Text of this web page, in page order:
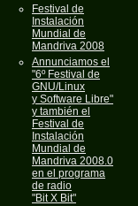
Festival de
Instalación
Mundial de
Mandriva 2008
Annunciamos el
"6º Festival de
GNU/Linux
y Software Libre"
y también el
Festival de
Instalación
Mundial de
Mandriva 2008.0
en el programa
de radio
"Bit X Bit"